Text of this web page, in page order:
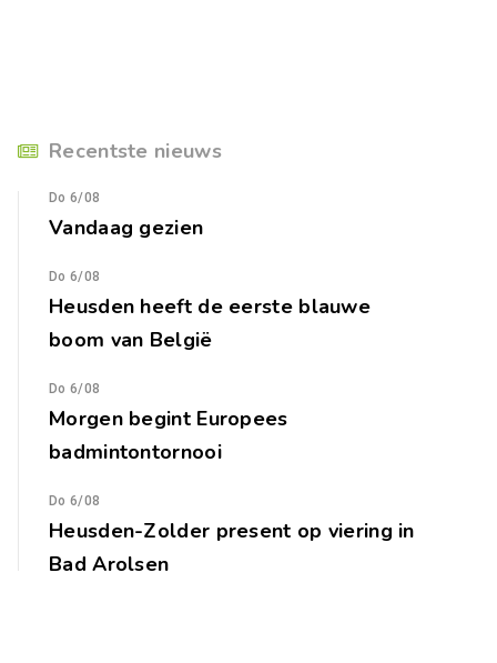
Recentste nieuws
Do 6/08
Vandaag gezien
Do 6/08
Heusden heeft de eerste blauwe
boom van België
Do 6/08
Morgen begint Europees
badmintontornooi
Do 6/08
Heusden-Zolder present op viering in
Bad Arolsen